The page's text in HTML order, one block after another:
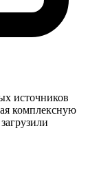
источников
комплексную